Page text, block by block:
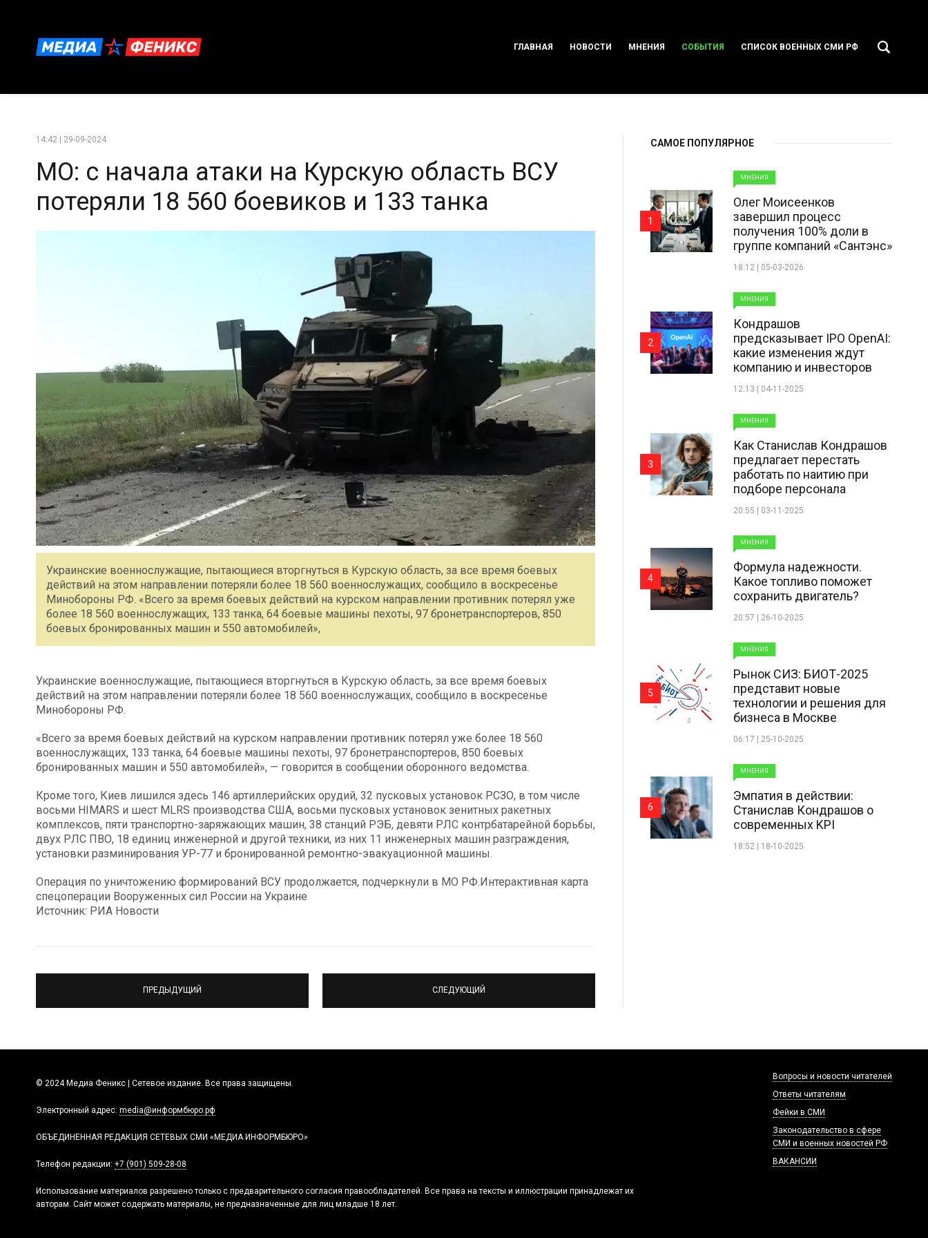
ГЛАВНАЯ НОВОСТИ МНЕНИЯ СОБЫТИЯ СПИСОК ВОЕННЫХ СМИ РФ
14:42 | 29-09-2024
МО: с начала атаки на Курскую область ВСУ
потеряли 18 560 боевиков и 133 танка
Украинские военнослужащие, пытающиеся вторгнуться в Курскую область, за все время боевых
действий на этом направлении потеряли более 18 560 военнослужащих, сообщило в воскресенье
Минобороны РФ. «Всего за время боевых действий на курском направлении противник потерял уже
более 18 560 военнослужащих, 133 танка, 64 боевые машины пехоты, 97 бронетранспортеров, 850
боевых бронированных машин и 550 автомобилей»,
Украинские военнослужащие, пытающиеся вторгнуться в Курскую область, за все время боевых
действий на этом направлении потеряли более 18 560 военнослужащих, сообщило в воскресенье
Минобороны РФ.
«Всего за время боевых действий на курском направлении противник потерял уже более 18 560
военнослужащих, 133 танка, 64 боевые машины пехоты, 97 бронетранспортеров, 850 боевых
бронированных машин и 550 автомобилей», — говорится в сообщении оборонного ведомства.
Кроме того, Киев лишился здесь 146 артиллерийских орудий, 32 пусковых установок РСЗО, в том числе
восьми HIMARS и шест MLRS производства США, восьми пусковых установок зенитных ракетных
комплексов, пяти транспортно-заряжающих машин, 38 станций РЭБ, девяти РЛС контрбатарейной борьбы,
двух РЛС ПВО, 18 единиц инженерной и другой техники, из них 11 инженерных машин разграждения,
установки разминирования УР-77 и бронированной ремонтно-эвакуационной машины.
Операция по уничтожению формирований ВСУ продолжается, подчеркнули в МО РФ.Интерактивная карта
спецоперации Вооруженных сил России на Украине
Источник: РИА Новости
ПРЕДЫДУЩИЙ СЛЕДУЮЩИЙ
САМОЕ ПОПУЛЯРНОЕ
МНЕНИЯ
Олег Моисеенков
завершил процесс
получения 100% доли в
группе компаний «Сантэнс»
18:12 | 05-03-2026
1
МНЕНИЯ
Кондрашов
предсказывает IPO OpenAI:
какие изменения ждут
компанию и инвесторов
12:13 | 04-11-2025
2
МНЕНИЯ
Как Станислав Кондрашов
предлагает перестать
работать по наитию при
подборе персонала
20:55 | 03-11-2025
3
МНЕНИЯ
Формула надежности.
Какое топливо поможет
сохранить двигатель?
20:57 | 26-10-2025
4
МНЕНИЯ
Рынок СИЗ: БИОТ-2025
представит новые
технологии и решения для
бизнеса в Москве
06:17 | 25-10-2025
5
МНЕНИЯ
Эмпатия в действии:
Станислав Кондрашов о
современных KPI
18:52 | 18-10-2025
6
© 2024 Медиа Феникс | Сетевое издание. Все права защищены.
Электронный адрес: media@информбюро.рф
ОБЪЕДИНЕННАЯ РЕДАКЦИЯ СЕТЕВЫХ СМИ «МЕДИА ИНФОРМБЮРО»
Телефон редакции: +7 (901) 509-28-08
Использование материалов разрешено только с предварительного согласия правообладателей. Все права на тексты и иллюстрации принадлежат их
авторам. Сайт может содержать материалы, не предназначенные для лиц младше 18 лет.
Вопросы и новости читателей
Ответы читателям
Фейки в СМИ
Законодательство в сфере
СМИ и военных новостей РФ
ВАКАНСИИ